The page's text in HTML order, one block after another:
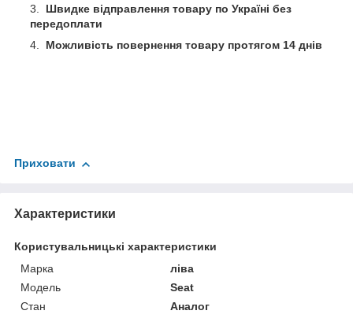
Швидке відправлення товару по Україні без
передоплати
Можливість повернення товару протягом 14 днів
Приховати
Характеристики
Користувальницькі характеристики
Марка
ліва
Мoдель
Seat
Стан
Аналог